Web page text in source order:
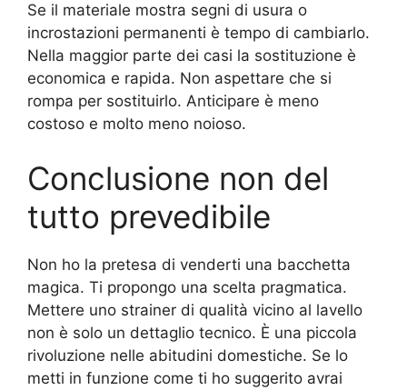
Se il materiale mostra segni di usura o
incrostazioni permanenti è tempo di cambiarlo.
Nella maggior parte dei casi la sostituzione è
economica e rapida. Non aspettare che si
rompa per sostituirlo. Anticipare è meno
costoso e molto meno noioso.
Conclusione non del
tutto prevedibile
Non ho la pretesa di venderti una bacchetta
magica. Ti propongo una scelta pragmatica.
Mettere uno strainer di qualità vicino al lavello
non è solo un dettaglio tecnico. È una piccola
rivoluzione nelle abitudini domestiche. Se lo
metti in funzione come ti ho suggerito avrai